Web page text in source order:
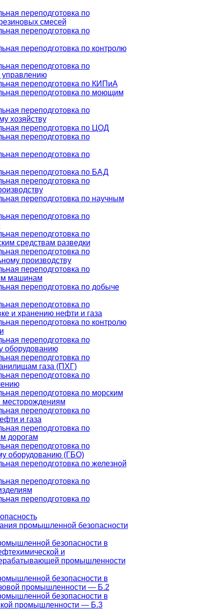
переподготовка по
смесей
переподготовка по
переподготовка по контролю
переподготовка по
переподготовка по КИПиА
переподготовка по моющим
переподготовка по
хозяйству
переподготовка по ЦОД
переподготовка по
переподготовка по
переподготовка по БАД
переподготовка по
переподготовка по научным
переподготовка по
переподготовка по
средствам разведки
переподготовка по
производству
переподготовка по
машинам
переподготовка по добыче
переподготовка по
и хранению нефти и газа
переподготовка по контролю
переподготовка по
оборудованию
переподготовка по
газа (ПХГ)
переподготовка по
переподготовка по морским
переподготовка по
и газа
переподготовка по
дорогам
переподготовка по
оборудованию (ГБО)
переподготовка по железной
переподготовка по
переподготовка по
промышленной безопасности
безопасности в
и
промышленности
безопасности в
промышленности — Б.2
безопасности в
промышленности — Б.3